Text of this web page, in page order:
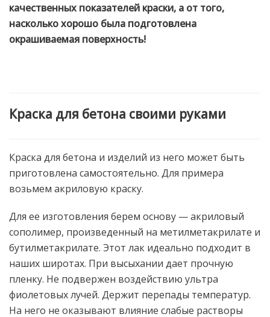
качественных показателей краски, а от того,
насколько хорошо была подготовлена
окрашиваемая поверхность!
Краска для бетона своими руками
Краска для бетона и изделий из него может быть
приготовлена самостоятельно. Для примера
возьмем акриловую краску.
Для ее изготовления берем основу — акриловый
сополимер, произведенный на метилметакрилате и
бутилметакрилате. Этот лак идеально подходит в
наших широтах. При высыхании дает прочную
пленку. Не подвержен воздействию ультра
фиолетовых лучей. Держит перепады температур.
На него не оказывают влияние слабые растворы